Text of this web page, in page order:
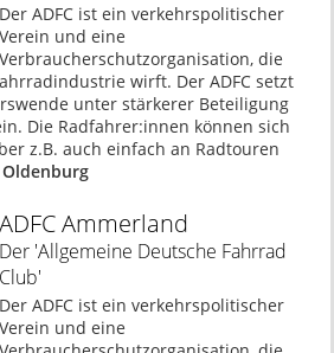
Der ADFC ist ein verkehrspolitischer
Verein und eine
Verbraucherschutzorganisation, die
wirft. Der ADFC setzt
unter stärkerer Beteiligung
Die Radfahrer:innen können sich
z.B. auch einfach an Radtouren
Oldenburg
ADFC Ammerland
Der 'Allgemeine Deutsche Fahrrad
Club'
Der ADFC ist ein verkehrspolitischer
Verein und eine